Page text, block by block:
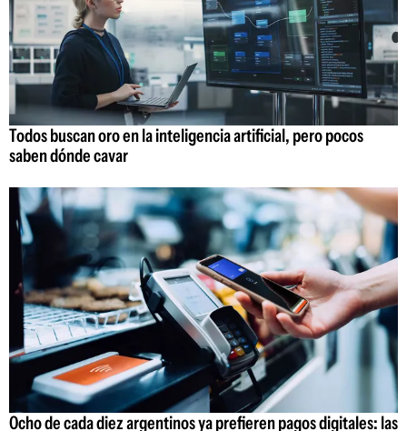
Todos buscan oro en la inteligencia artificial, pero pocos
saben dónde cavar
Ocho de cada diez argentinos ya prefieren pagos digitales: las